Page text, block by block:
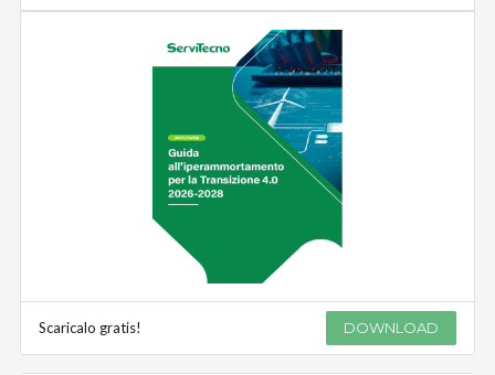
Scaricalo gratis! DOWNLOAD